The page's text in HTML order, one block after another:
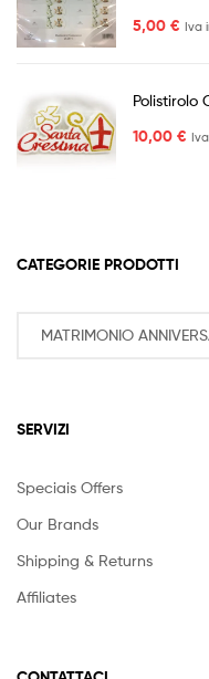
5,00 € Iva
Polistirolo
10,00 €
CATEGORIE PRODOTTI
SERVIZI
Speciais Offers
Our Brands
Shipping & Returns
Affiliates